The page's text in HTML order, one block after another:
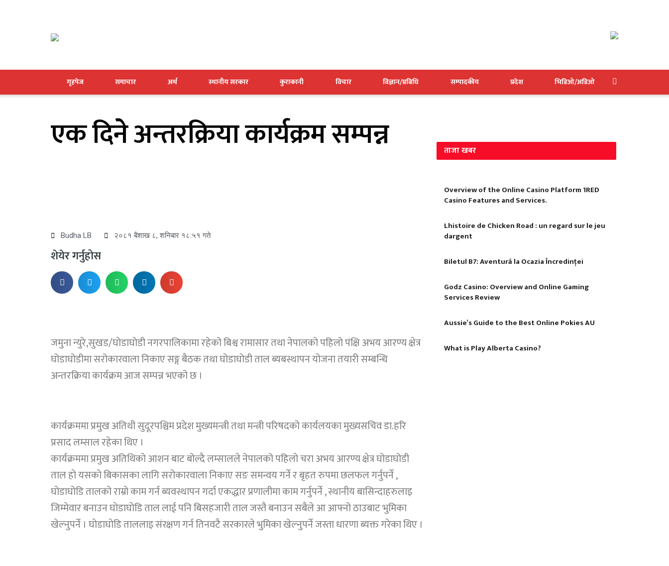
गृहपेज समाचार अर्थ स्थानीय सरकार कुराकानी विचार विज्ञान/प्रबिधि सम्पादकीय प्रदेश भिडिओ/अडिओ
एक दिने अन्तरक्रिया कार्यक्रम सम्पन्न
Budha LB २०८१ बैशाख ८, शनिबार १८:५१ गते
शेयेर गर्नुहोस
जमुना न्युरे,सुखड/घोडाघोडी नगरपालिकामा रहेको बिश्व रामासार तथा नेपालको पहिलो पंक्षि अभय आरण्य क्षेत्र
घोडाघोडीमा सरोकारवाला निकाए सङ्ग बैठक तथा घोडाघोडी ताल ब्यबस्थापन योजना तयारी सम्बन्धि
अन्तरक्रिया कार्यक्रम आज सम्पन्न भएको छ ।
कार्यक्रममा प्रमुख अतिथी सुदूरपश्चिम प्रदेश मुख्यमन्त्री तथा मन्त्री परिषदको कार्यलयका मुख्यसचिव डा.हरि
प्रसाद लम्साल रहेका थिए ।
कार्यक्रममा प्रमुख अतिथिको आशन बाट बोल्दै लम्सालले नेपालको पहिलो चरा अभय आरण्य क्षेत्र घोडाघोडी
ताल हो यसको बिकासका लागि सरोकारवाला निकाए सङ समन्वय गर्ने र बृहत रुपमा छलफल गर्नुपर्ने ,
घोडाघोडि तालको राम्रो काम गर्न ब्यवस्थापन गर्दा एकद्धार प्रणालीमा काम गर्नुपर्ने , स्थानीय बासिन्दाहरुलाइ
जिम्मेवार बनाउन घाेडाघाेडि ताल लाई पनि बिसहजारी ताल जस्तै बनाउन सबैले आ आफ्नो ठाउबाट भुमिका
खेल्नुपर्ने । घाेडाघाेडि ताललाइ संरक्षण गर्न तिनवटै सरकारले भुमिका खेल्नुपर्ने जस्ता धारणा ब्यक्त गरेका थिए ।
ताजा खबर
Overview of the Online Casino Platform 1RED
Casino Features and Services.
Lhistoire de Chicken Road : un regard sur le jeu
dargent
Biletul B7: Aventură la Ocazia Încredinței
Godz Casino: Overview and Online Gaming
Services Review
Aussie’s Guide to the Best Online Pokies AU
What is Play Alberta Casino?